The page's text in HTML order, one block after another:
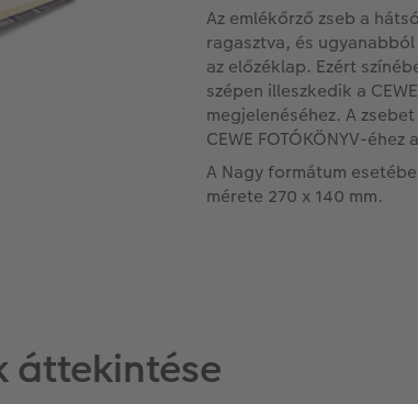
Az emlékőrző zseb a
ragasztva, és
az előzéklap. Ezért
szépen illeszkedik a
megjelenéséhez. A
CEWE FOTÓKÖNYV-
A Nagy formátum
mérete 270 x 140 mm.
áttekintése